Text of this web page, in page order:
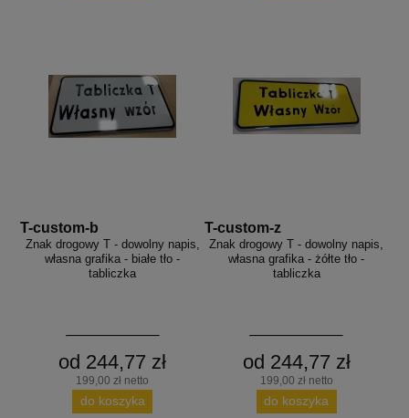
T-custom-b
Znak drogowy T - dowolny napis,
własna grafika - białe tło -
tabliczka
od 244,77 zł
199,00 zł netto
do koszyka
T-custom-z
Znak drogowy T - dowolny napis,
własna grafika - żółte tło -
tabliczka
od 244,77 zł
199,00 zł netto
do koszyka